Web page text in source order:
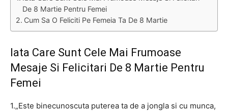
De 8 Martie Pentru Femei
Cum Sa O Feliciti Pe Femeia Ta De 8 Martie
Iata Care Sunt Cele Mai Frumoase
Mesaje Si Felicitari De 8 Martie Pentru
Femei
1.„Este binecunoscuta puterea ta de a jongla si cu munca,